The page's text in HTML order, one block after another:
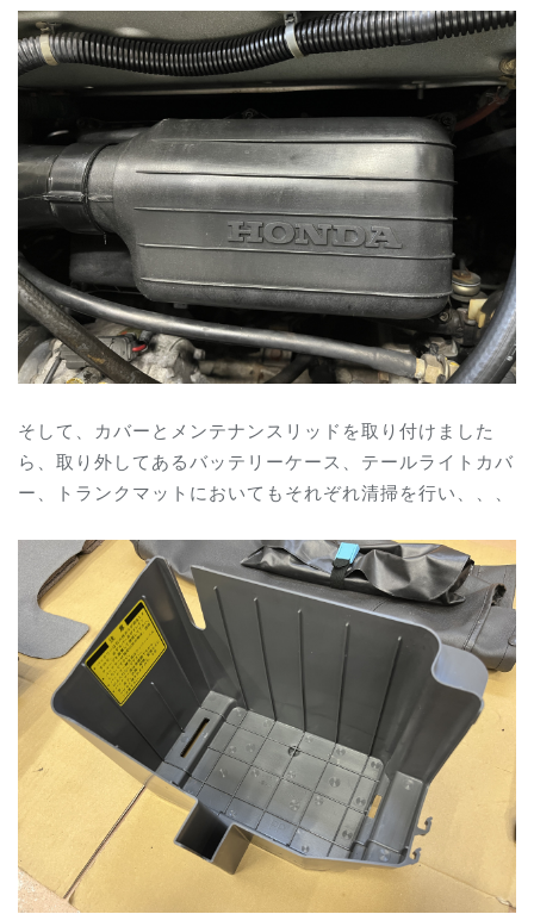
そして、カバーとメンテナンスリッドを取り付けました
ら、取り外してあるバッテリーケース、テールライトカバ
ー、トランクマットにおいてもそれぞれ清掃を行い、、、